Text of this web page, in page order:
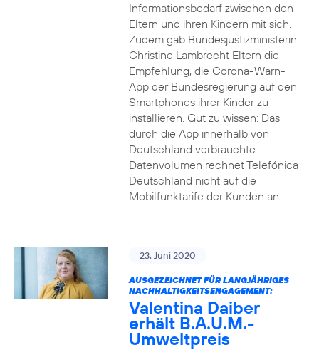
Informationsbedarf zwischen den
Eltern und ihren Kindern mit sich.
Zudem gab Bundesjustizministerin
Christine Lambrecht Eltern die
Empfehlung, die Corona-Warn-
App der Bundesregierung auf den
Smartphones ihrer Kinder zu
installieren. Gut zu wissen: Das
durch die App innerhalb von
Deutschland verbrauchte
Datenvolumen rechnet Telefónica
Deutschland nicht auf die
Mobilfunktarife der Kunden an.
23. Juni 2020
AUSGEZEICHNET FÜR LANGJÄHRIGES
NACHHALTIGKEITSENGAGEMENT:
Valentina Daiber
erhält B.A.U.M.-
Umweltpreis